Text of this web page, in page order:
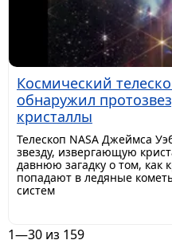
Космический
обнаружил
кристаллы
Телескоп NASA Джеймса
звезду, извергающую
давнюю загадку о том, как
попадают в ледяные
систем
1—30 из 159